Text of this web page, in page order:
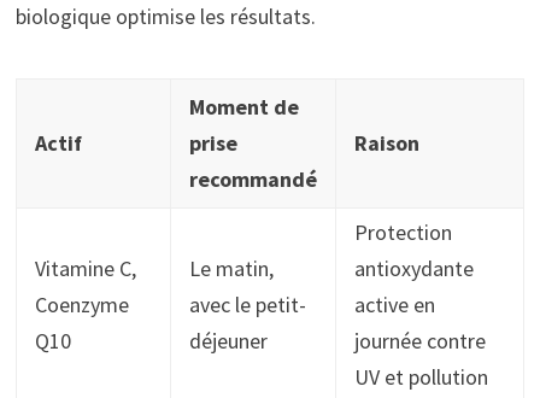
biologique optimise les résultats.
Actif
Moment de
prise
recommandé
Raison
Vitamine C,
Coenzyme
Q10
Le matin,
avec le petit-
déjeuner
Protection
antioxydante
active en
journée contre
UV et pollution